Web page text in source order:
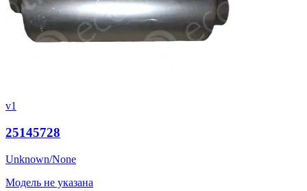
v1
25145728
Unknown/None
Модель не указана